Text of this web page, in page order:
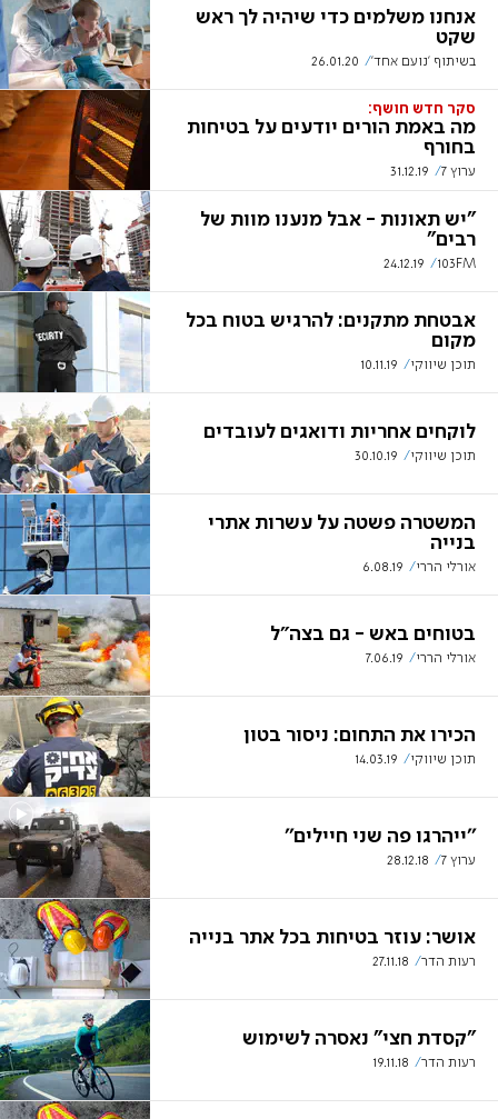
אנחנו משלמים כדי שיהיה לך ראש
שקט
בשיתוף 'נועם אחד' 26.01.20
סקר חדש חושף:
מה באמת הורים יודעים על בטיחות
בחורף
ערוץ 7 31.12.19
"יש תאונות - אבל מנענו מוות של
רבים"
103FM
24.12.19
אבטחת מתקנים: להרגיש בטוח בכל
מקום
תוכן שיווקי 10.11.19
לוקחים אחריות ודואגים לעובדים
תוכן שיווקי 30.10.19
המשטרה פשטה על עשרות אתרי
בנייה
אורלי הררי 6.08.19
בטוחים באש - גם בצה״ל
אורלי הררי 7.06.19
הכירו את התחום: ניסור בטון
תוכן שיווקי 14.03.19
''ייהרגו פה שני חיילים''
ערוץ 7 28.12.18
אושר: עוזר בטיחות בכל אתר בנייה
רעות הדר 27.11.18
"קסדת חצי" נאסרה לשימוש
רעות הדר 19.11.18